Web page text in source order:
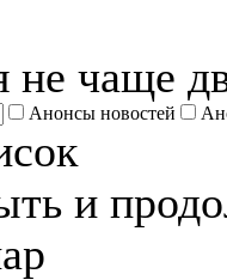
не чаще
Анонсы новостей
и